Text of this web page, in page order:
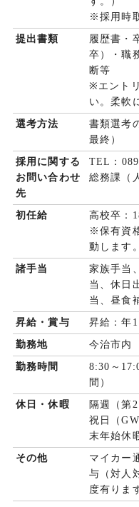
※採用時
提出書類
履歴書・
卒）・職
断等
※エント
い。柔軟
選考方法
書類選考
最終）
採用に関する
お問い合わせ
先
TEL：
総務課（
初任給
高校卒：
※保有資
動します。
諸手当
家族手当
当、休日
当、昼食
昇給・賞与 昇給：年
勤務地 今治市内
勤務時間
8:30～
間）
休日・休暇
隔週（第
祝日（
末年始休
その他
マイカー
与（対人
度有りま